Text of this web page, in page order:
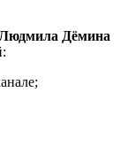
Дёмина